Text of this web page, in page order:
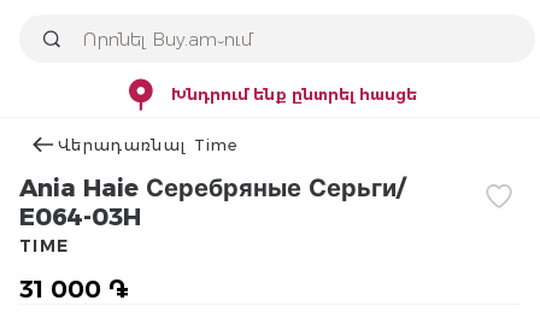
Խնդրում ենք ընտրել հասցե
Վերադառնալ Time
Ania Haie Серебряные Серьги/
E064-03H
31 000 ֏
TIME